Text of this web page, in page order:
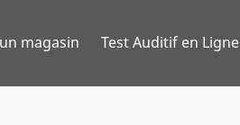
magasin Test Auditif en Ligne